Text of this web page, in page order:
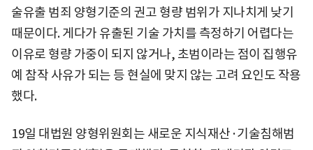
술유출 범죄 양형기준의 권고 형량 범위가 지나치게 낮기
때문이다. 게다가 유출된 기술 가치를 측정하기 어렵다는
이유로 형량 가중이 되지 않거나, 초범이라는 점이 집행유
예 참작 사유가 되는 등 현실에 맞지 않는 고려 요인도 작용
했다.
19일 대법원 양형위원회는 새로운 지식재산·기술침해범